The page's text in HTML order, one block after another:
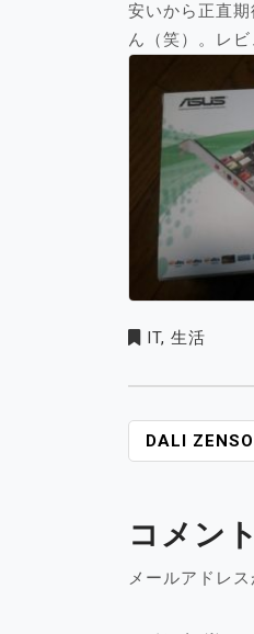
安いから正直
ん（笑）。レ
IT, 生活
投
稿
ビ
ゲ
ー
ョ
DALI
コメン
メールアドレ